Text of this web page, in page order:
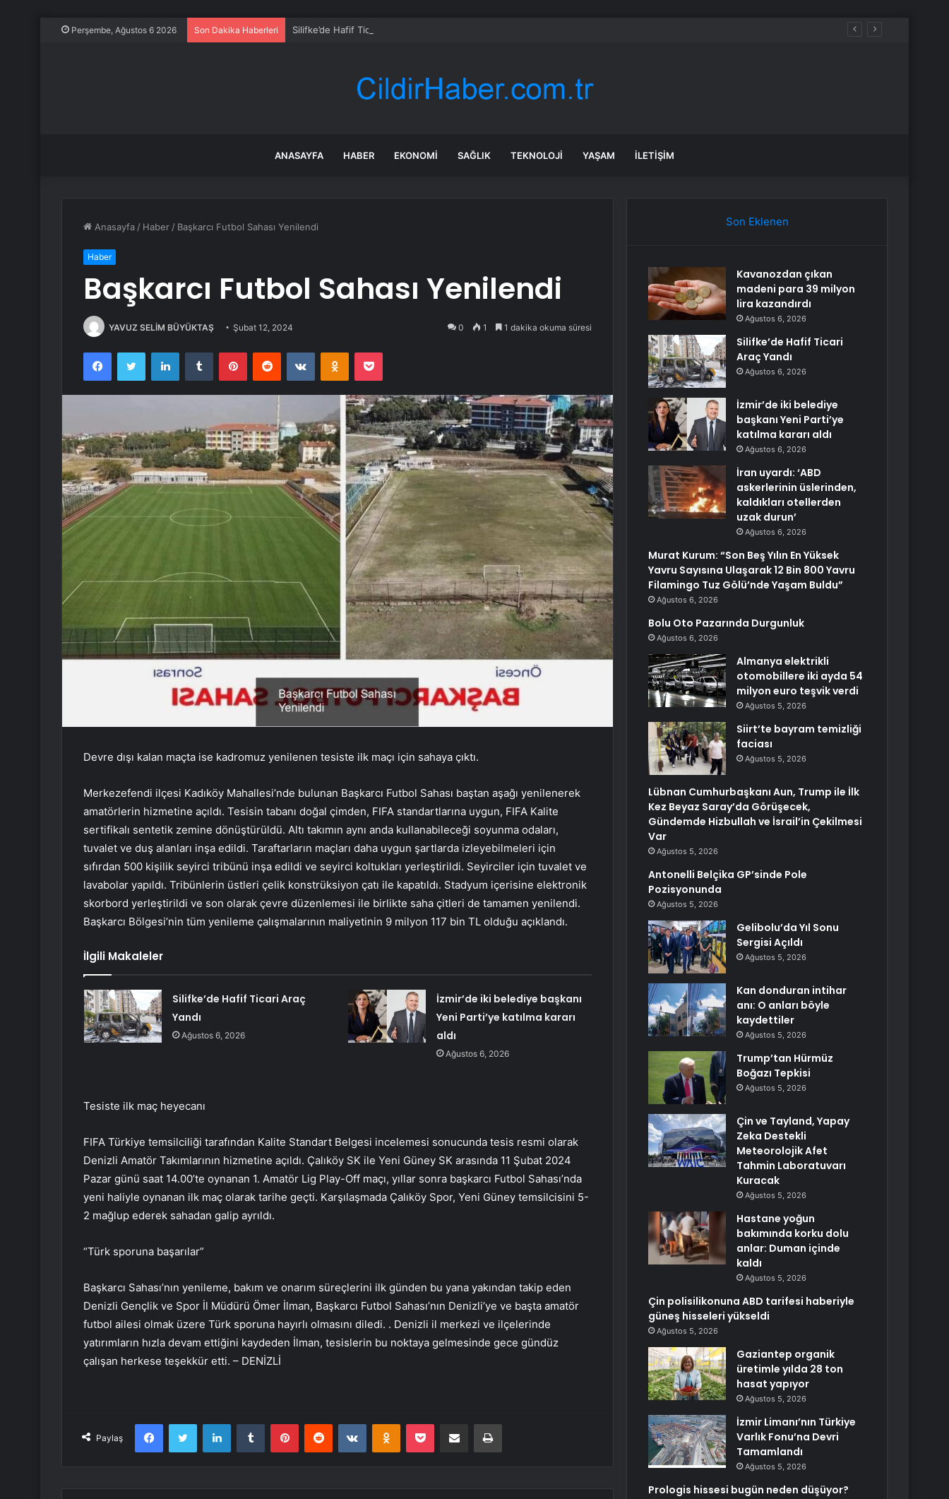
Perşembe, Ağustos 6 2026 Son Dakika Haberleri Silifke’de Hafif Ticari Araç Yandı
ANASAYFA HABER EKONOMI SAĞLIK TEKNOLOJI YAŞAM İLETIŞIM
Anasayfa / Haber / Başkarcı Futbol Sahası Yenilendi
Haber
Başkarcı Futbol Sahası Yenilendi
YAVUZ SELİM BÜYÜKTAŞ Şubat 12, 2024 0 1 1 dakika okuma süresi
FacebookTwitter LinkedInTumblr PinterestReddit VKontakteOdnoklassniki
Pocket
Devre dışı kalan maçta ise kadromuz yenilenen tesiste ilk maçı için sahaya çıktı.
Merkezefendi ilçesi Kadıköy Mahallesi’nde bulunan Başkarcı Futbol Sahası baştan aşağı yenilenerek
amatörlerin hizmetine açıldı. Tesisin tabanı doğal çimden, FIFA standartlarına uygun, FIFA Kalite
sertifikalı sentetik zemine dönüştürüldü. Altı takımın aynı anda kullanabileceği soyunma odaları,
tuvalet ve duş alanları inşa edildi. Taraftarların maçları daha uygun şartlarda izleyebilmeleri için
sıfırdan 500 kişilik seyirci tribünü inşa edildi ve seyirci koltukları yerleştirildi. Seyirciler için tuvalet ve
lavabolar yapıldı. Tribünlerin üstleri çelik konstrüksiyon çatı ile kapatıldı. Stadyum içerisine elektronik
skorbord yerleştirildi ve son olarak çevre düzenlemesi ile birlikte saha çitleri de tamamen yenilendi.
Başkarcı Bölgesi’nin tüm yenileme çalışmalarının maliyetinin 9 milyon 117 bin TL olduğu açıklandı.
İlgili Makaleler
Silifke’de Hafif Ticari Araç
Yandı
Ağustos 6, 2026
İzmir’de iki belediye başkanı
Yeni Parti’ye katılma kararı
aldı
Ağustos 6, 2026
Tesiste ilk maç heyecanı
FIFA Türkiye temsilciliği tarafından Kalite Standart Belgesi incelemesi sonucunda tesis resmi olarak
Denizli Amatör Takımlarının hizmetine açıldı. Çalıköy SK ile Yeni Güney SK arasında 11 Şubat 2024
Pazar günü saat 14.00’te oynanan 1. Amatör Lig Play-Off maçı, yıllar sonra başkarcı Futbol Sahası’nda
yeni haliyle oynanan ilk maç olarak tarihe geçti. Karşılaşmada Çalıköy Spor, Yeni Güney temsilcisini 5-
2 mağlup ederek sahadan galip ayrıldı.
“Türk sporuna başarılar”
Başkarcı Sahası’nın yenileme, bakım ve onarım süreçlerini ilk günden bu yana yakından takip eden
Denizli Gençlik ve Spor İl Müdürü Ömer İlman, Başkarcı Futbol Sahası’nın Denizli’ye ve başta amatör
futbol ailesi olmak üzere Türk sporuna hayırlı olmasını diledi. . Denizli il merkezi ve ilçelerinde
yatırımların hızla devam ettiğini kaydeden İlman, tesislerin bu noktaya gelmesinde gece gündüz
çalışan herkese teşekkür etti. – DENİZLİ
Paylaş
FacebookTwitter LinkedInTumblr PinterestReddit VKontakteOdnoklassniki
Pocket E-Posta ile paylaş Yazdır
Son Eklenen
Kavanozdan çıkan
madeni para 39 milyon
lira kazandırdı
Ağustos 6, 2026
Silifke’de Hafif Ticari
Araç Yandı
Ağustos 6, 2026
İzmir’de iki belediye
başkanı Yeni Parti’ye
katılma kararı aldı
Ağustos 6, 2026
İran uyardı: ‘ABD
askerlerinin üslerinden,
kaldıkları otellerden
uzak durun’
Ağustos 6, 2026
Murat Kurum: “Son Beş Yılın En Yüksek
Yavru Sayısına Ulaşarak 12 Bin 800 Yavru
Filamingo Tuz Gölü’nde Yaşam Buldu”
Ağustos 6, 2026
Bolu Oto Pazarında Durgunluk
Ağustos 6, 2026
Almanya elektrikli
otomobillere iki ayda 54
milyon euro teşvik verdi
Ağustos 5, 2026
Siirt’te bayram temizliği
faciası
Ağustos 5, 2026
Lübnan Cumhurbaşkanı Aun, Trump ile İlk
Kez Beyaz Saray’da Görüşecek,
Gündemde Hizbullah ve İsrail’in Çekilmesi
Var
Ağustos 5, 2026
Antonelli Belçika GP’sinde Pole
Pozisyonunda
Ağustos 5, 2026
Gelibolu’da Yıl Sonu
Sergisi Açıldı
Ağustos 5, 2026
Kan donduran intihar
anı: O anları böyle
kaydettiler
Ağustos 5, 2026
Trump’tan Hürmüz
Boğazı Tepkisi
Ağustos 5, 2026
Çin ve Tayland, Yapay
Zeka Destekli
Meteorolojik Afet
Tahmin Laboratuvarı
Kuracak
Ağustos 5, 2026
Hastane yoğun
bakımında korku dolu
anlar: Duman içinde
kaldı
Ağustos 5, 2026
Çin polisilikonuna ABD tarifesi haberiyle
güneş hisseleri yükseldi
Ağustos 5, 2026
Gaziantep organik
üretimle yılda 28 ton
hasat yapıyor
Ağustos 5, 2026
İzmir Limanı’nın Türkiye
Varlık Fonu’na Devri
Tamamlandı
Ağustos 5, 2026
Prologis hissesi bugün neden düşüyor?